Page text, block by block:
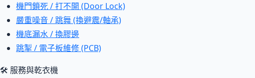
機門鎖死 / 打不開 (Door Lock)
嚴重噪音 / 跳舞 (換避震/軸承)
機底漏水 / 換膠邊
跳掣 / 電子板維修 (PCB)
🛠 服務與乾衣機